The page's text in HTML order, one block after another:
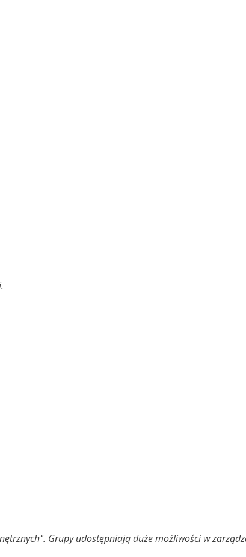
Grupy udostępniają duże możliwości w